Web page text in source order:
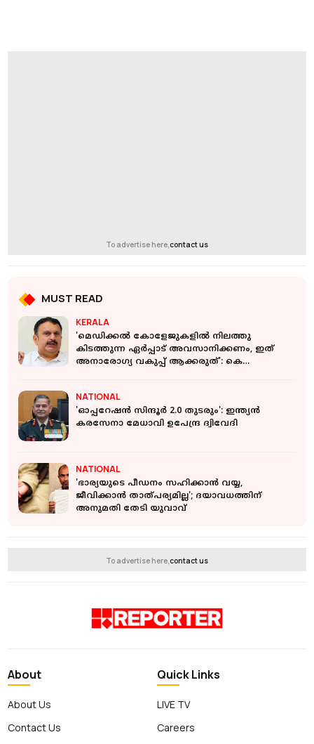
To advertise here,contact us
MUST READ
KERALA
'മെഡിക്കൽ കോളേജുകളിൽ നിലത്തു
കിടത്തുന്ന ഏർപ്പാട് അവസാനിക്കണം, ഇത്
അനാരോഗ്യ വകുപ്പ് ആക്കരുത്': കെ
NATIONAL
'ഓപ്പറേഷൻ സിന്ദൂർ 2.0 തുടരും': ഇന്ത്യൻ
കരസേനാ മേധാവി ഉപേന്ദ്ര ദ്വിവേദി
NATIONAL
'ഭാര്യയുടെ പീഡനം സഹിക്കാൻ വയ്യ,
ജീവിക്കാൻ താത്പര്യമില്ല'; ദയാവധത്തിന്
അനുമതി തേടി യുവാവ്
To advertise here,contact us
About
About Us
Contact Us
Quick Links
LIVE TV
Careers